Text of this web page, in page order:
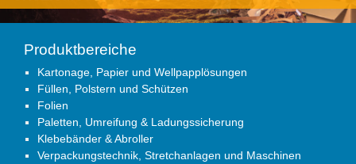
Produktbereiche
Kartonage, Papier und Wellpapplösungen
Füllen, Polstern und Schützen
Folien
Paletten, Umreifung & Ladungssicherung
Klebebänder & Abroller
Verpackungstechnik, Stretchanlagen und Maschinen